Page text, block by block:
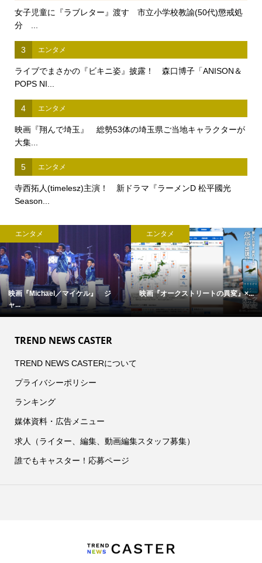
女子児童に『ラブレター』渡す 市立小学校教諭(50代)懲戒処
分 ...
3 エンタメ
ライブでまさかの『ビキニ姿』披露！ 森口博子「ANISON＆
POPS NI...
4 エンタメ
映画『翔んで埼玉』 総勢53体の埼玉県ご当地キャラクターが
大集...
5 エンタメ
寺西拓人(timelesz)主演！ 新ドラマ『ラーメンD 松平國光
Season...
エンタメ
映画『Michael／マイケル』 ジ
ャ...
エンタメ
映画『オークストリートの異変』×...
TREND NEWS CASTER
TREND NEWS CASTERについて
プライバシーポリシー
ランキング
媒体資料・広告メニュー
求人（ライター、編集、動画編集スタッフ募集）
誰でもキャスター！応募ページ